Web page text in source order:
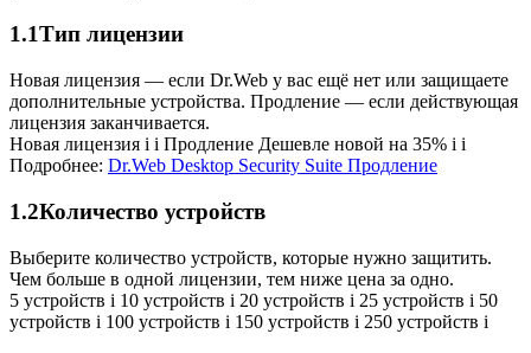
1.1Тип лицензии
Новая лицензия — если Dr.Web у вас ещё нет или защищаете
дополнительные устройства. Продление — если действующая
лицензия заканчивается.
Новая лицензия i i Продление Дешевле новой на 35% i i
Подробнее: Dr.Web Desktop Security Suite Продление
1.2Количество устройств
Выберите количество устройств, которые нужно защитить.
Чем больше в одной лицензии, тем ниже цена за одно.
5 устройств i 10 устройств i 20 устройств i 25 устройств i 50
устройств i 100 устройств i 150 устройств i 250 устройств i